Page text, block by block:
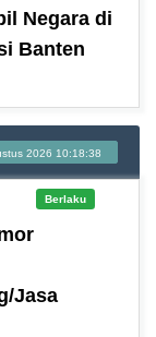
Negara di
Banten
2026 10:18:38
Berlaku
Jasa